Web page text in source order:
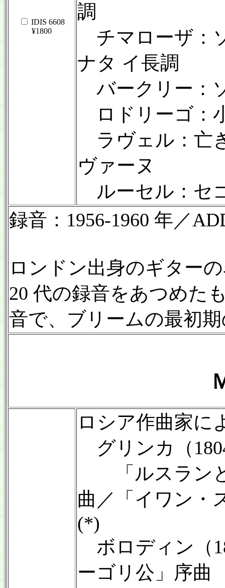
IDIS 6608
¥1800
調
チマローザ：
ナタ イ長調
バークリー：
ロドリーゴ：
ラヴェル：亡
ヴァーヌ
ルーセル：セ
録音：1956-1960 年／
ロンドン出身のギター
20 代の録音をあつめた
音で、ブリームの最初
ロシア作曲家に
グリンカ（
「ルスランと
曲／「イワン・
(*)
ボロディン（
ーゴリ公」序曲